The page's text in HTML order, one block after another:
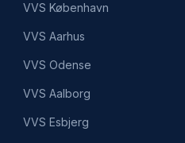
VVS København
VVS Aarhus
VVS Odense
VVS Aalborg
VVS Esbjerg